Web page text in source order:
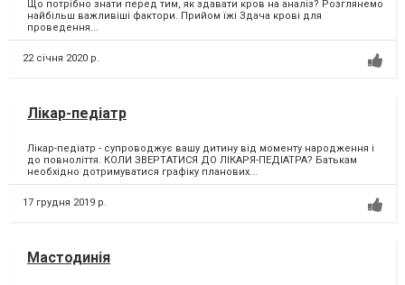
Що потрібно знати перед тим, як здавати кров на аналіз? Розглянемо
найбільш важливіші фактори. Прийом їжі Здача крові для
проведення...
22 січня 2020 р.
Лікар-педіатр
Лікар-педіатр - супроводжує вашу дитину від моменту народження і
до повноліття. КОЛИ ЗВЕРТАТИСЯ ДО ЛІКАРЯ-ПЕДІАТРА? Батькам
необхідно дотримуватися графіку планових...
17 грудня 2019 р.
Мастодинія